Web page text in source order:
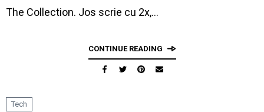
The Collection. Jos scrie cu 2x,…
CONTINUE READING
Tech